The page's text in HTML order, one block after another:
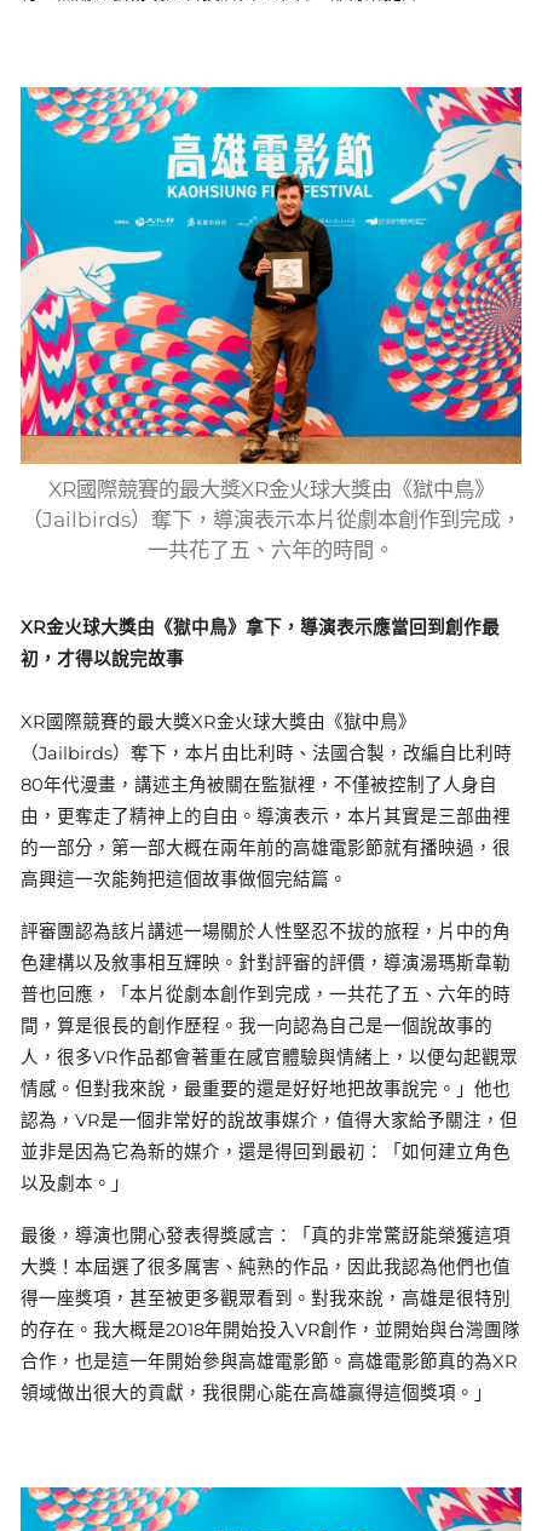
XR國際競賽的最大獎XR金火球大獎由《獄中鳥》
（Jailbirds）奪下，導演表示本片從劇本創作到完成，
一共花了五、六年的時間。
XR金火球大獎由《獄中鳥》拿下，導演表示應當回到創作最
初，才得以說完故事
XR國際競賽的最大獎XR金火球大獎由《獄中鳥》
（Jailbirds）奪下，本片由比利時、法國合製，改編自比利時
80年代漫畫，講述主角被關在監獄裡，不僅被控制了人身自
由，更奪走了精神上的自由。導演表示，本片其實是三部曲裡
的一部分，第一部大概在兩年前的高雄電影節就有播映過，很
高興這一次能夠把這個故事做個完結篇。
評審團認為該片講述一場關於人性堅忍不拔的旅程，片中的角
色建構以及敘事相互輝映。針對評審的評價，導演湯瑪斯韋勒
普也回應，「本片從劇本創作到完成，一共花了五、六年的時
間，算是很長的創作歷程。我一向認為自己是一個說故事的
人，很多VR作品都會著重在感官體驗與情緒上，以便勾起觀眾
情感。但對我來說，最重要的還是好好地把故事說完。」他也
認為，VR是一個非常好的說故事媒介，值得大家給予關注，但
並非是因為它為新的媒介，還是得回到最初：「如何建立角色
以及劇本。」
最後，導演也開心發表得獎感言：「真的非常驚訝能榮獲這項
大獎！本屆選了很多厲害、純熟的作品，因此我認為他們也值
得一座獎項，甚至被更多觀眾看到。對我來說，高雄是很特別
的存在。我大概是2018年開始投入VR創作，並開始與台灣團隊
合作，也是這一年開始參與高雄電影節。高雄電影節真的為XR
領域做出很大的貢獻，我很開心能在高雄贏得這個獎項。」